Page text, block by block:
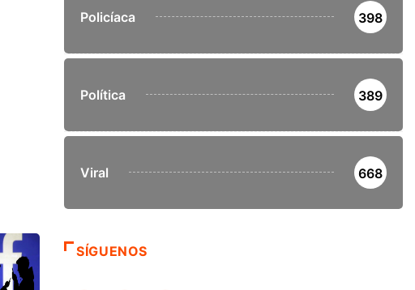
Policíaca 398
Política 389
Viral 668
SÍGUENOS